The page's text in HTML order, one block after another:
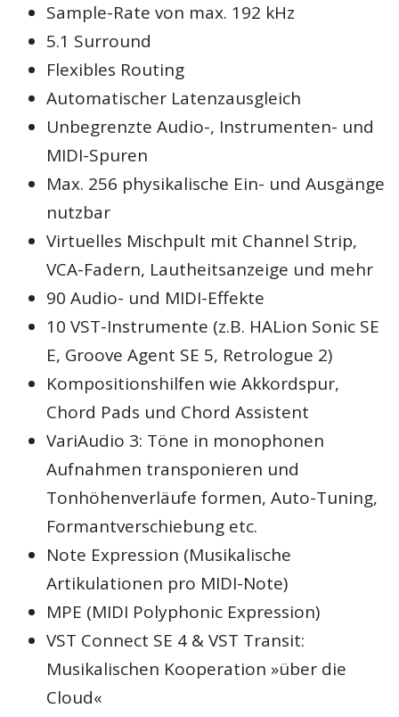
Sample-Rate von max. 192 kHz
5.1 Surround
Flexibles Routing
Automatischer Latenzausgleich
Unbegrenzte Audio-, Instrumenten- und
MIDI-Spuren
Max. 256 physikalische Ein- und Ausgänge
nutzbar
Virtuelles Mischpult mit Channel Strip,
VCA-Fadern, Lautheitsanzeige und mehr
90 Audio- und MIDI-Effekte
10 VST-Instrumente (z.B. HALion Sonic SE
E, Groove Agent SE 5, Retrologue 2)
Kompositionshilfen wie Akkordspur,
Chord Pads und Chord Assistent
VariAudio 3: Töne in monophonen
Aufnahmen transponieren und
Tonhöhenverläufe formen, Auto-Tuning,
Formantverschiebung etc.
Note Expression (Musikalische
Artikulationen pro MIDI-Note)
MPE (MIDI Polyphonic Expression)
VST Connect SE 4 & VST Transit:
Musikalischen Kooperation »über die
Cloud«